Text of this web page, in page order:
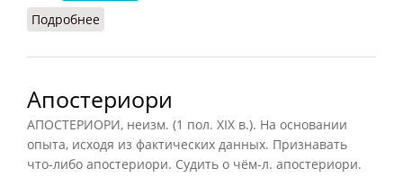
Подробнее
Апостериори
АПОСТЕРИОРИ, неизм. (1 пол. XIX в.). На основании
опыта, исходя из фактических данных. Признавать
что-либо апостериори. Судить о чём-л. апостериори.